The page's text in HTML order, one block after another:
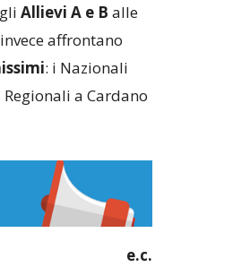
Allievi A e B alle
invece affrontano
: i Nazionali
a Cardano
e.c.